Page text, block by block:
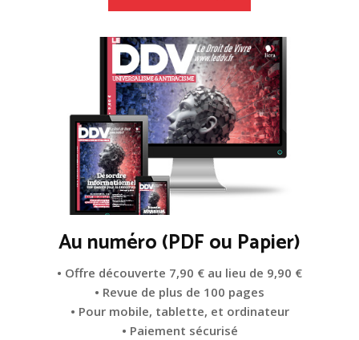
Au numéro (PDF ou Papier)
• Offre découverte 7,90 € au lieu de 9,90 €
• Revue de plus de 100 pages
• Pour mobile, tablette, et ordinateur
• Paiement sécurisé